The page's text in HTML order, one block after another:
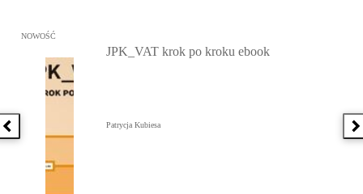
Poprzednia książka
Przejdź do: JPK_VAT krok po kroku ebook, Patrycja Kubiesa -
NOWOŚĆ
JPK_VAT krok po kroku ebook
Patrycja Kubiesa